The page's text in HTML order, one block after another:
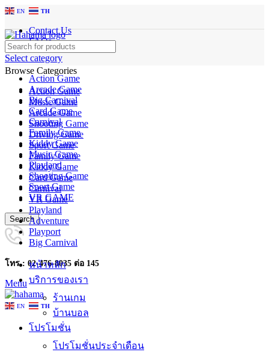
EN TH
Contact Us
FAQs
Select category
Action Game
Arcade Game
Big Carnival
Card Game
Carnival
Family Game
Kiddy Game
Music Game
Playland
Shooting Game
Sport Game
VR GAME
Search
โทร : 02-476-8035 ต่อ 145
Menu
EN TH
Browse Categories
Action Game
Music Game
Arcade Game
Shooting Game
Driving Game
Sport Game
Family Game
Kiddy Game
Card Game
Carnival
VR Game
Playland
Adventure
Playport
Big Carnival
หน้าหลัก
บริการของเรา
ร้านเกม
บ้านบอล
โปรโมชั่น
โปรโมชั่นประจำเดือน